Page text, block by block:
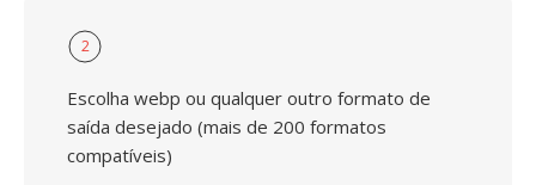
2
Escolha webp ou qualquer outro formato de
saída desejado (mais de 200 formatos
compatíveis)